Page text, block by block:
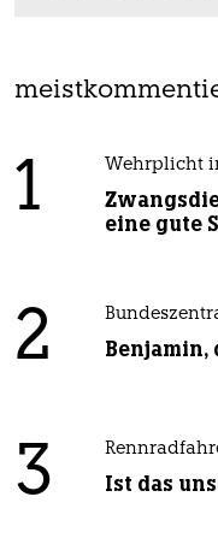
1 Wehrplicht
eine gute
2
3 Ist das